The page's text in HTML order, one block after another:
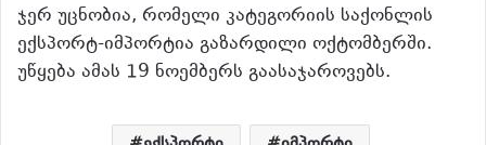
ჯერ უცნობია, რომელი კატეგორიის საქონლის
ექსპორტ-იმპორტია გაზარდილი ოქტომბერში.
უწყება ამას 19 ნოემბერს გაასაჯაროვებს.